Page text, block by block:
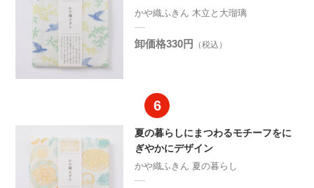
かや織ふきん 木立と大瑠璃
卸価格330円 （税込）
夏の暮らしにまつわるモチーフをに
ぎやかにデザイン
かや織ふきん 夏の暮らし